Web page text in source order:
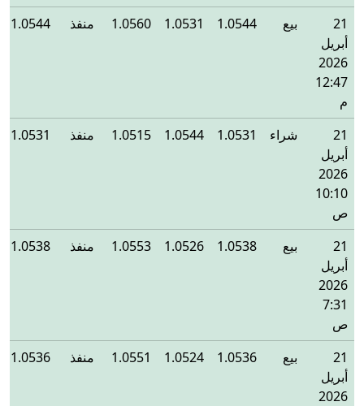
21
أبريل
2026
12:47
م
بيع 1.0544
1.0531
1.0560 منفذ 1.0544
21
أبريل
2026
10:10
ص
شراء 1.0531
1.0544
1.0515 منفذ 1.0531
21
أبريل
2026
7:31
ص
بيع 1.0538
1.0526
1.0553 منفذ 1.0538
21
أبريل
2026
بيع 1.0536
1.0524
1.0551 منفذ 1.0536